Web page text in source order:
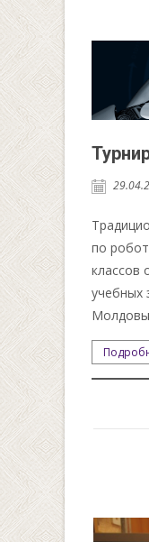
по
классов
учебных